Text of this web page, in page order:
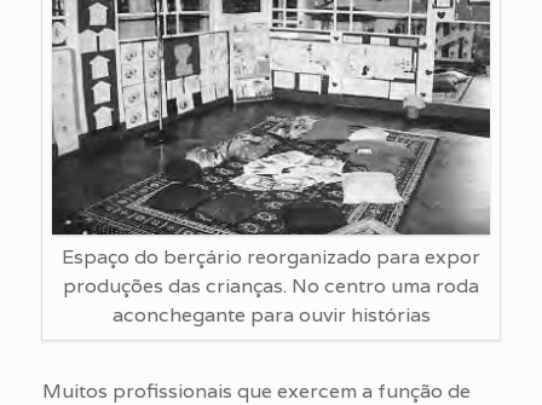
Espaço do berçário reorganizado para expor
produções das crianças. No centro uma roda
aconchegante para ouvir histórias
Muitos profissionais que exercem a função de